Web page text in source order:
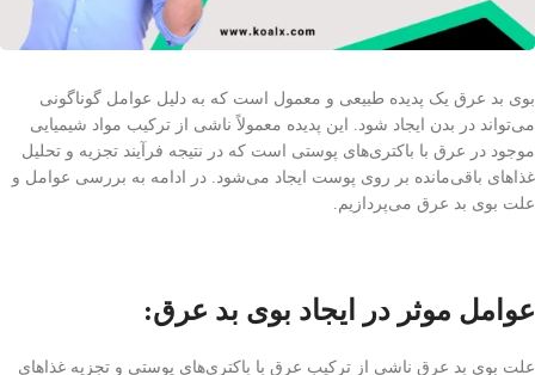
بوی بد عرق یک پدیده طبیعی و معمول است که به دلیل عوامل گوناگونی
می‌تواند در بدن ایجاد شود. این پدیده معمولاً ناشی از ترکیب مواد شیمیایی
موجود در عرق با باکتری‌های پوستی است که در نتیجه فرآیند تجزیه و تحلیل
غذاهای باقی‌مانده بر روی پوست ایجاد می‌شود. در ادامه به بررسی عوامل و
علت بوی بد عرق می‌پردازیم.
عوامل موثر در ایجاد بوی بد عرق:
علت بوی بد عرق ناشی از ترکیب عرق با باکتری‌های پوستی و تجزیه غذاهای